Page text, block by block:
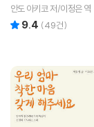
안도 아키코 저/이정은 역
9.4 (49건)